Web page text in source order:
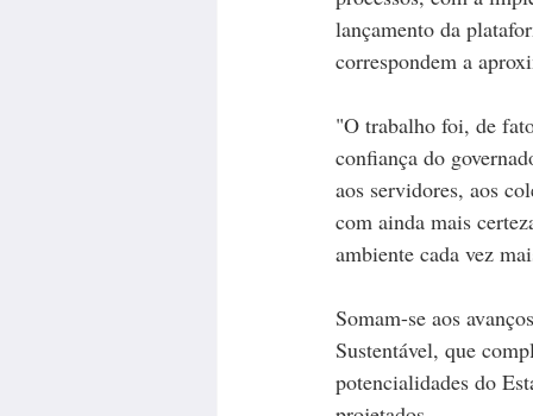
lançamento da
correspondem a
"O trabalho foi, de
confiança do
aos servidores, aos
com ainda mais
ambiente cada vez
Somam-se aos
Sustentável, que
potencialidades do